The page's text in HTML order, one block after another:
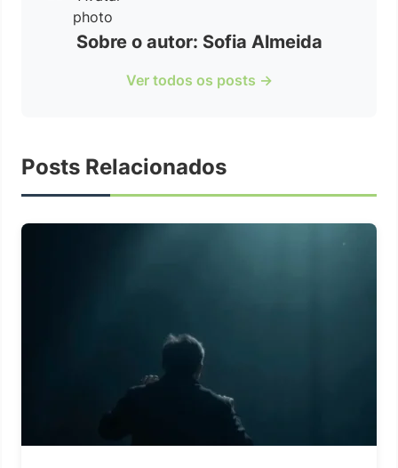
Sobre o autor: Sofia Almeida
Ver todos os posts →
Posts Relacionados